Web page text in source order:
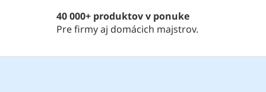
y
v
p
40 000+ produktov v ponuke
Pre firmy aj domácich majstrov.